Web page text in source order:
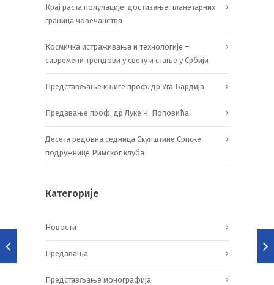
Крај раста полулације: достизање планетарних
граница човечанства
Космичка истраживања и технологије –
савремени трендови у свету и стање у Србији
Представљање књиге проф. др Уга Бардија
Предавање проф. др Луке Ч. Поповића
Десета редовна седница Скупштине Српске
подружнице Римског клуба
Категорије
Новости
Предавања
Представљање монографија